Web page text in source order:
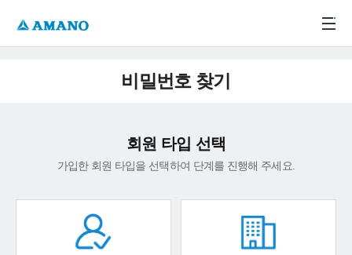
비밀번호 찾기
회원 타입 선택
가입한 회원 타입을 선택하여 단계를 진행해 주세요.